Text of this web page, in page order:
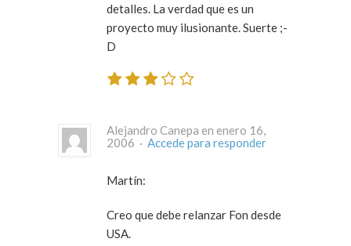
detalles. La verdad que es un
proyecto muy ilusionante. Suerte ;-
D
Alejandro Canepa en enero 16,
2006 · Accede para responder
Martín:
Creo que debe relanzar Fon desde
USA.